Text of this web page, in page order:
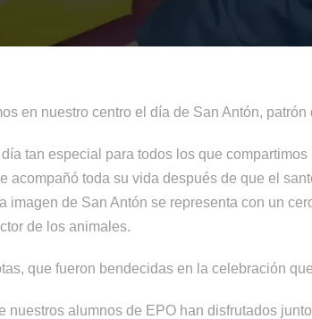
en nuestro centro el día de San Antón,
tan especial para todos los que
acompañó toda su vida después de que el
imagen de San Antón se representa con un
de los animales.
que fueron bendecidas en la celebración
nuestros alumnos de EPO han disfrutados